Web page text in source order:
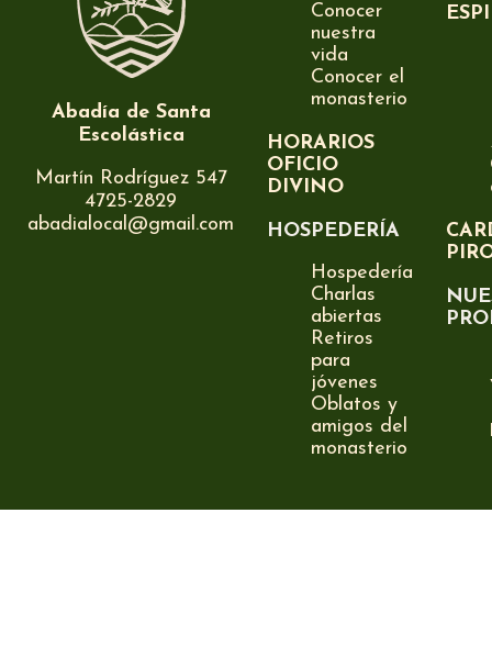
Abadía de Santa
Escolástica
Martín Rodríguez 547
4725-2829
abadialocal@gmail.com
Conocer
nuestra
vida
Conocer el
monasterio
HORARIOS
OFICIO
DIVINO
HOSPEDERÍA
Hospedería
Charlas
abiertas
Retiros
para
jóvenes
Oblatos y
amigos del
monasterio